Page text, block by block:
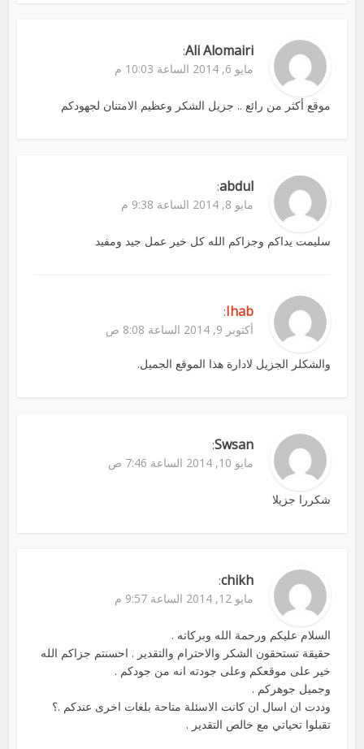
Ali Alomairi
:
مايو 6, 2014 الساعة 10:03 م
موقع أكثر من رائع .. جزيل الشكر وعظيم الامتنان لجهودكم
abdul
:
مايو 8, 2014 الساعة 9:38 م
سليمت يداكم وجزاكم الله كل خير عمل جيد ومفيد
Ihab
:
أكتوبر 9, 2014 الساعة 8:08 ص
والشكلر الجزيل لادارة هذا الموقع الجميل.
Swsan
:
مايو 10, 2014 الساعة 7:46 ص
شكررا جزيلا
chikh
:
مايو 12, 2014 الساعة 9:57 م
السلام عليكم ورحمة الله وبركاته .
حقيقة تستحقون الشكر والاحترام والتقدير . احسنتم جزاكم الله
خير على موقعكم وعلى جودته انه من جودكم .
وجميل جوهركم .
وددت ان اسال ان كانت الاسئلة متاحة بلغات اخرى عندكم .؟
تقبلوا تحياتي مع خالص التقدير .